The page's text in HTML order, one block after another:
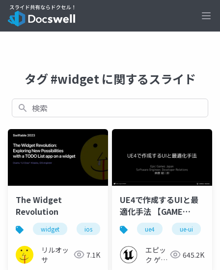
タグ #widget に関するスライド
検索
The Widget
Revolution
widget ios swift swiftui
リルオッ
サ
7.1K
UE4で作成するUIと最
適化手法 【GAME
CREATORS
CONFERENCE '20】
ue4 ue-ui
エピッ
ク ゲー
645.2K